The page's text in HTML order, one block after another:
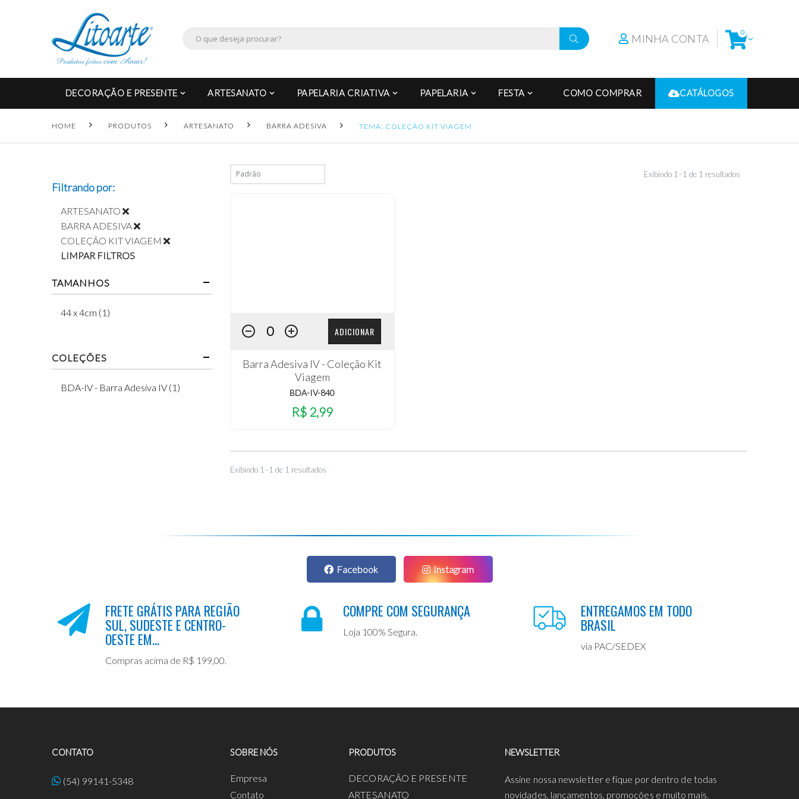
MINHA CONTA 0
DECORAÇÃO E PRESENTE ARTESANATO PAPELARIA CRIATIVA PAPELARIA FESTA COMO COMPRAR CATÁLOGOS
HOME PRODUTOS ARTESANATO BARRA ADESIVA TEMA: COLEÇÃO KIT VIAGEM
Exibindo 1–1 de 1 resultados
ADICIONAR
Barra Adesiva IV - Coleção Kit
Viagem
BDA-IV-840
R$ 2,99
Exibindo 1–1 de 1 resultados
Filtrando por:
ARTESANATO
BARRA ADESIVA
COLEÇÃO KIT VIAGEM
LIMPAR FILTROS
TAMANHOS
44 x 4cm (1)
COLEÇÕES
BDA-IV - Barra Adesiva IV (1)
Facebook Instagram
FRETE GRÁTIS PARA REGIÃO
SUL, SUDESTE E CENTRO-
OESTE EM...
Compras acima de R$ 199,00.
COMPRE COM SEGURANÇA
Loja 100% Segura.
ENTREGAMOS EM TODO
BRASIL
via PAC/SEDEX
CONTATO
(54) 99141-5348
SOBRE NÓS
Empresa
Contato
PRODUTOS
DECORAÇÃO E PRESENTE
ARTESANATO
NEWSLETTER
Assine nossa newsletter e fique por dentro de todas
novidades, lançamentos, promoções e muito mais.